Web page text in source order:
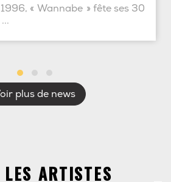
« Wannabe » fête ses 30
plus de news
ARTISTES